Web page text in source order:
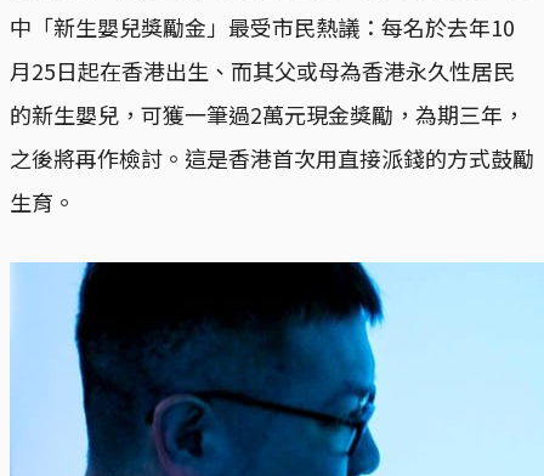
中「新生嬰兒獎勵金」最受市民熱議：每名於去年10
月25日起在香港出生、而其父或母為香港永久性居民
的新生嬰兒，可獲一筆過2萬元現金獎勵，為期三年，
之後將再作檢討。這是香港首次用直接派錢的方式鼓勵
生育。